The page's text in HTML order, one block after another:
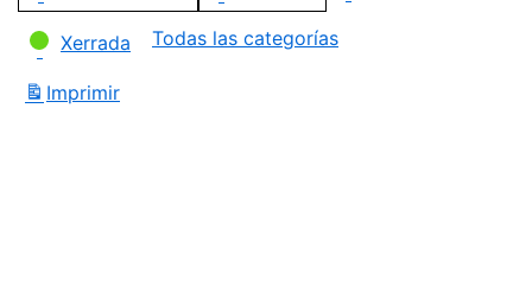
Xerrada Todas las categorías
Imprimir